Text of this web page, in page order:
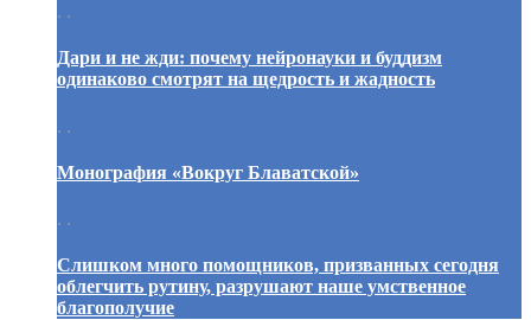
. .
Дари и не жди: почему нейронауки и буддизм
одинаково смотрят на щедрость и жадность
. .
Монография «Вокруг Блаватской»
. .
Слишком много помощников, призванных сегодня
облегчить рутину, разрушают наше умственное
благополучие